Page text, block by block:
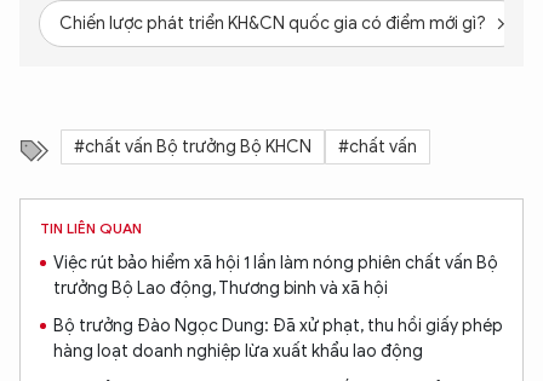
Chiến lược phát triển KH&CN quốc gia có điểm mới gì?
#chất vấn Bộ trưởng Bộ KHCN #chất vấn
TIN LIÊN QUAN
Việc rút bảo hiểm xã hội 1 lần làm nóng phiên chất vấn Bộ
trưởng Bộ Lao động, Thương binh và xã hội
Bộ trưởng Đào Ngọc Dung: Đã xử phạt, thu hồi giấy phép
hàng loạt doanh nghiệp lừa xuất khẩu lao động